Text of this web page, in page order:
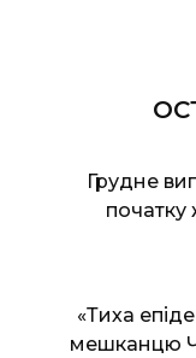
Грудне
початку
«Тиха
мешканцю